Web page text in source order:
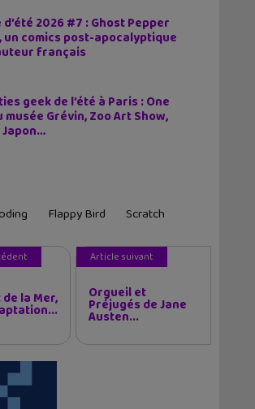
2026 #7 : Ghost Pepper
un comics post-apocalyptique
français
geek de l’été à Paris : One
musée Grévin, Zoo Art Show,
Flappy Bird Scratch
la Mer,
Article suivant
Orgueil et
Préjugés de Jane
Austen...